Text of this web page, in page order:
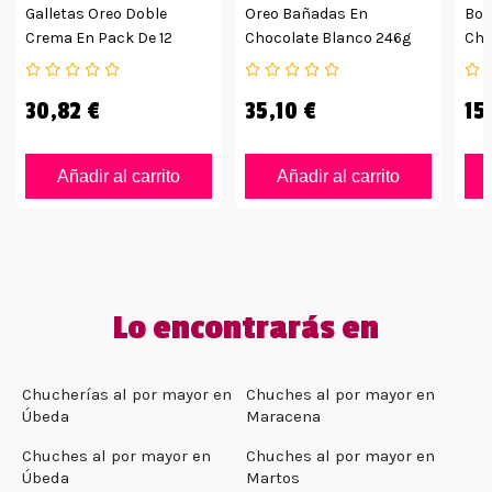
Galletas Oreo Doble
Crema En Pack De 12
Tubos
30,82 €
Añadir al carrito
Oreo Bañadas En
Chocolate Blanco 246g
Pack De 10 Unidades
35,10 €
Añadir al carrito
Lo encontrarás en
Chucherías al por mayor en
Úbeda
Chuches al por mayor en
Maracena
Chuches al por mayor en
Úbeda
Chuches al por mayor en
Martos